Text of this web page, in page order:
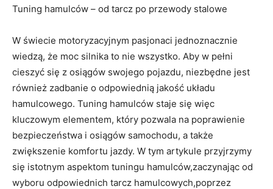
Tuning hamulców – od tarcz po przewody stalowe
W świecie motoryzacyjnym pasjonaci jednoznacznie
wiedzą, że moc silnika to nie wszystko. Aby w pełni
cieszyć się z osiągów swojego pojazdu, niezbędne jest
również zadbanie o odpowiednią jakość układu
hamulcowego. Tuning hamulców staje się więc
kluczowym elementem, który pozwala na poprawienie
bezpieczeństwa i osiągów samochodu, a także
zwiększenie komfortu jazdy. W tym artykule przyjrzymy
się istotnym aspektom tuningu hamulców,zaczynając od
wyboru odpowiednich tarcz hamulcowych,poprzez